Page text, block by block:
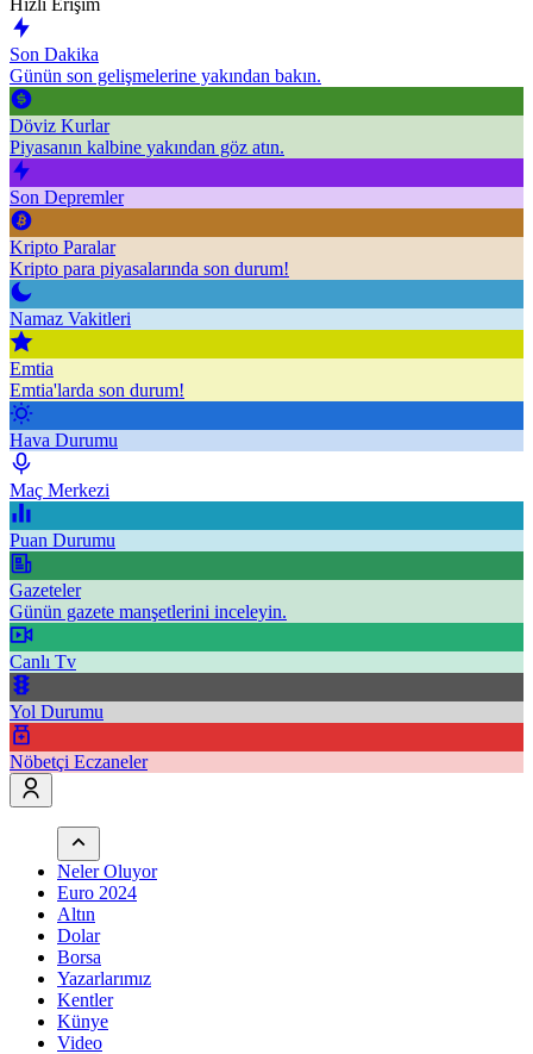
Son Dakika
Günün son gelişmelerine yakından bakın.
Döviz Kurlar
Piyasanın kalbine yakından göz atın.
Son Depremler
Kripto Paralar
Kripto para piyasalarında son durum!
Namaz Vakitleri
Emtia
Emtia'larda son durum!
Hava Durumu
Maç Merkezi
Puan Durumu
Gazeteler
Günün gazete manşetlerini inceleyin.
Canlı Tv
Yol Durumu
Nöbetçi Eczaneler
Neler Oluyor
Euro 2024
Altın
Dolar
Borsa
Yazarlarımız
Kentler
Künye
Video